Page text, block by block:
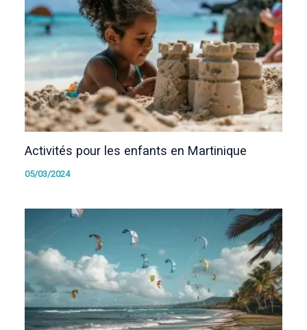
Activités pour les enfants en Martinique
05/03/2024